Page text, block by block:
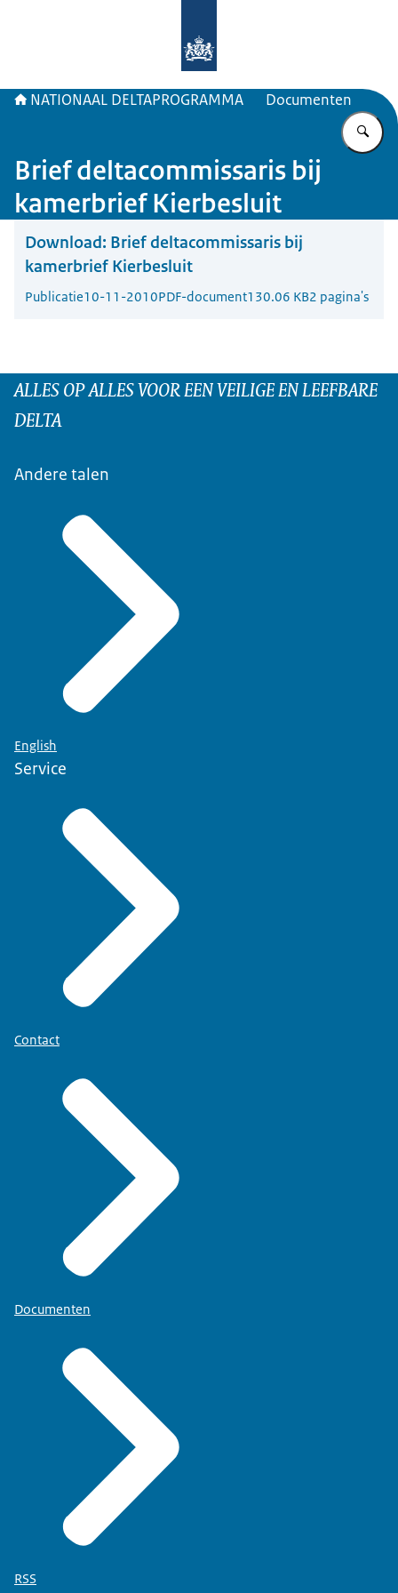
NATIONAAL DELTAPROGRAMMA Documenten
Brief deltacommissaris bij
kamerbrief Kierbesluit
Download: Brief deltacommissaris bij
kamerbrief Kierbesluit
Publicatie10-11-2010PDF-document130.06 KB2 pagina's
ALLES OP ALLES VOOR EEN VEILIGE EN LEEFBARE
DELTA
Andere talen
English
Service
Contact
Documenten
RSS